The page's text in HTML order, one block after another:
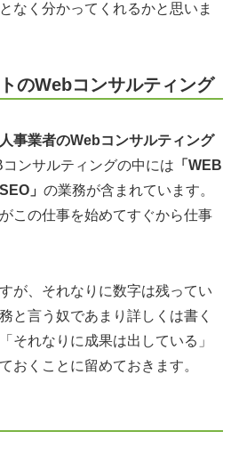
なく分かってくれるかと思いま
のWebコンサルティング
事業者のWebコンサルティング
コンサルティングの中には 「WEB
SEO」の業務が含まれています。
この仕事を始めてすぐから仕事
が、それなりに数字は残ってい
と言う奴であまり詳しくは書く
それなりに成果は出している」
おくことに留めておきます。